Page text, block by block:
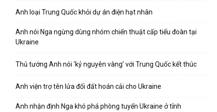
Anh loại Trung Quốc khỏi dự án điện hạt nhân
Anh nói Nga ngừng dùng nhóm chiến thuật cấp tiểu đoàn tại
Ukraine
Thủ tướng Anh nói ‘kỷ nguyên vàng’ với Trung Quốc kết thúc
Anh viện trợ tên lửa đối đất hoán cải cho Ukraine
Anh nhận định Nga khó phá phòng tuyến Ukraine ở tỉnh